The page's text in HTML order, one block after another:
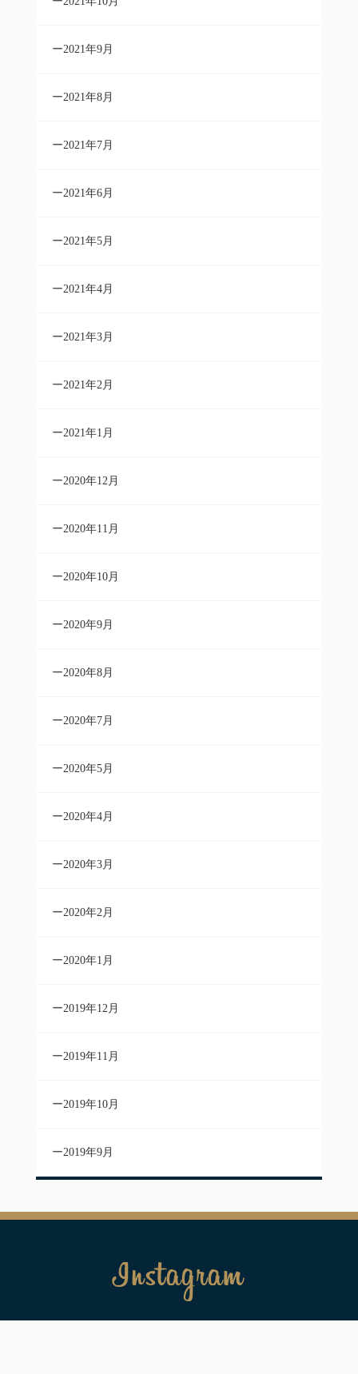
2021年9月
2021年8月
2021年7月
2021年6月
2021年5月
2021年4月
2021年3月
2021年2月
2021年1月
2020年12月
2020年11月
2020年10月
2020年9月
2020年8月
2020年7月
2020年5月
2020年4月
2020年3月
2020年2月
2020年1月
2019年12月
2019年11月
2019年10月
2019年9月
Instagram